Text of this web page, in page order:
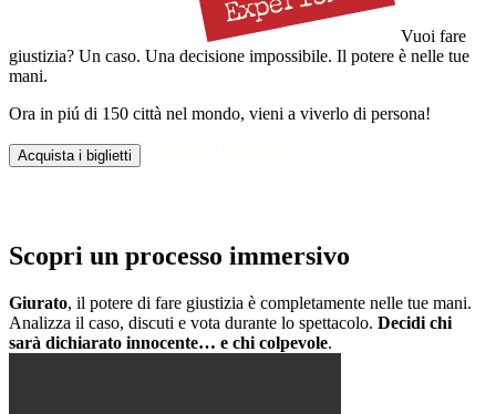
Vuoi fare
giustizia? Un caso. Una decisione impossibile. Il potere è nelle tue
mani.
Ora in piú di 150 città nel mondo, vieni a viverlo di persona!
Acquista i biglietti
Scopri un processo immersivo
Giurato, il potere di fare giustizia è completamente nelle tue mani.
Analizza il caso, discuti e vota durante lo spettacolo. Decidi chi
sarà dichiarato innocente… e chi colpevole.